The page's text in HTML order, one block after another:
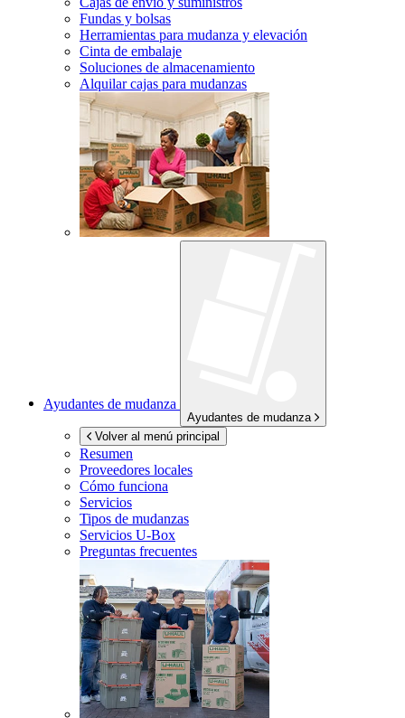
Fundas y bolsas
Herramientas para mudanza y elevación
Cinta de embalaje
Soluciones de almacenamiento
Alquilar cajas para mudanzas
Ayudantes de mudanza
Ayudantes de mudanza
Volver al menú principal
Resumen
Proveedores locales
Cómo funciona
Servicios
Tipos de mudanzas
Servicios U-Box
Preguntas frecuentes